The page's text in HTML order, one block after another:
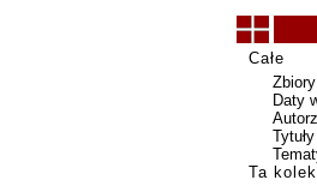
Całe
Daty
Tytuły
Ta